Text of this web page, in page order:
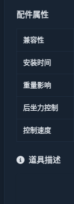
配件属性
兼容性
安装时间
重量影响
后坐力控制
控制速度
道具描述